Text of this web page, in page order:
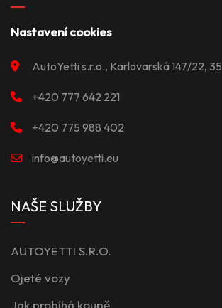
Nastavení cookies
AutoYetti s.r.o., Karlovarská 147/22,
+420 777 642 221
+420 775 988 402
info@autoyetti.eu
NAŠE SLUŽBY
AUTOYETTI S.R.O.
Ojeté vozy
Jak probíhá koupě